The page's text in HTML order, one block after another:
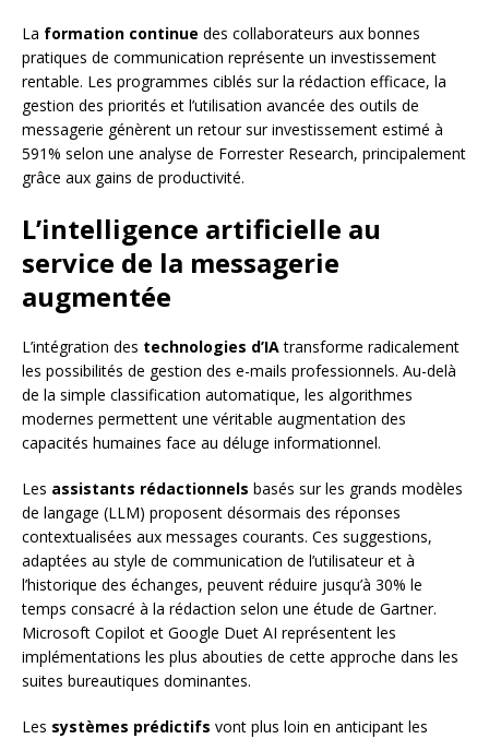
La formation continue des collaborateurs aux bonnes
pratiques de communication représente un investissement
rentable. Les programmes ciblés sur la rédaction efficace, la
gestion des priorités et l’utilisation avancée des outils de
messagerie génèrent un retour sur investissement estimé à
591% selon une analyse de Forrester Research, principalement
grâce aux gains de productivité.
L’intelligence artificielle au
service de la messagerie
augmentée
L’intégration des technologies d’IAtransforme radicalement
les possibilités de gestion des e-mails professionnels. Au-delà
de la simple classification automatique, les algorithmes
modernes permettent une véritable augmentation des
capacités humaines face au déluge informationnel.
Les assistants rédactionnels basés sur les grands modèles
de langage (LLM) proposent désormais des réponses
contextualisées aux messages courants. Ces suggestions,
adaptées au style de communication de l’utilisateur et à
l’historique des échanges, peuvent réduire jusqu’à 30% le
temps consacré à la rédaction selon une étude de Gartner.
Microsoft Copilot et Google Duet AI représentent les
implémentations les plus abouties de cette approche dans les
suites bureautiques dominantes.
Les systèmes prédictifs vont plus loin en anticipant les